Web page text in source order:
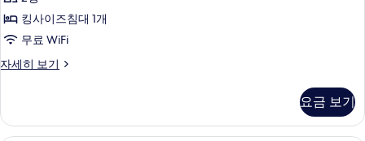
기
히
보
기
킹
사
이
즈
대
킹사이즈침대 1개
무료 WiFi
자세히 보기
그
킹
사
요금 보기